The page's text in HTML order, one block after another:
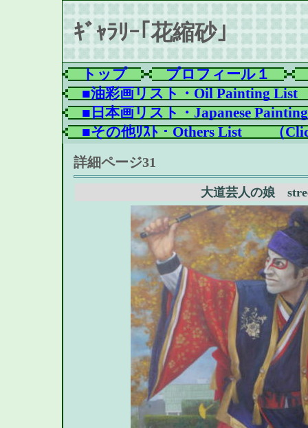
ｷﾞｬﾗﾘｰ｢花縮砂｣
トップ
プロフィール１
■油彩画リスト・Oil Painting List
■日本画リスト・Japanese
■その他ﾘｽﾄ・Others List　　（
詳細ページ31
大道芸人の娘